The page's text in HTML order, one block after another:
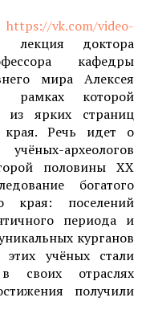
https://vk.com/video-
лекция доктора
кафедры
мира Алексея
рамках которой
из ярких страниц
края. Речь идет о
археологов
половины XX
богатого
края: поселений
периода и
курганов
учёных стали
своих отраслях
получили